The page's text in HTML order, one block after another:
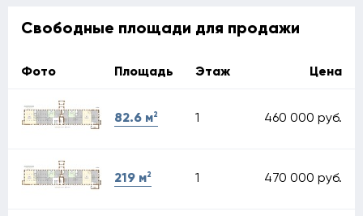
Свободные площади для продажи
Фото Площадь Этаж Цена
82.6 м2 1 460 000 руб.
219 м2 1 470 000 руб.